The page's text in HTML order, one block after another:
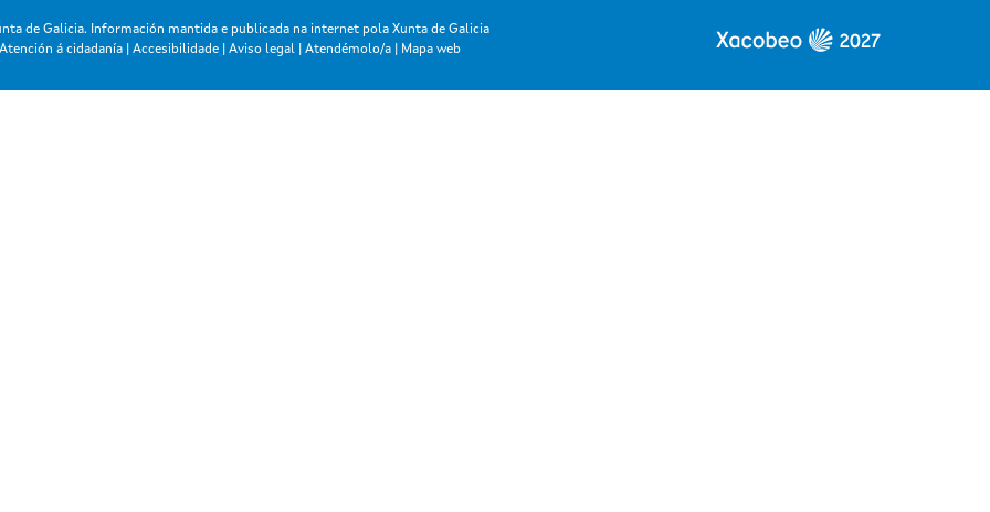
de Galicia. Información mantida e publicada na internet pola Xunta de Galicia
Atención á cidadanía |Accesibilidade |Aviso legal |Atendémolo/a Mapa web